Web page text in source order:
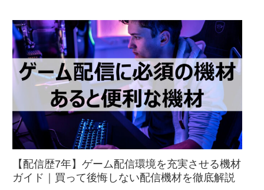
【配信歴7年】ゲーム配信環境を充実させる機材
ガイド｜買って後悔しない配信機材を徹底解説